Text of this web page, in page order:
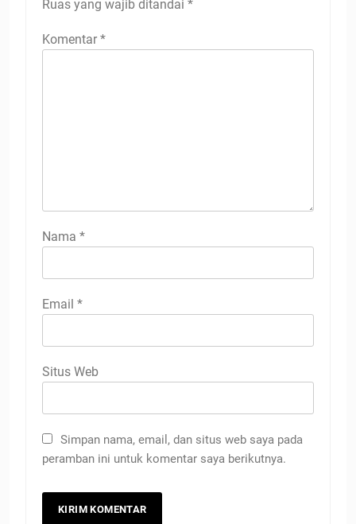
Ruas yang wajib ditandai *
Komentar *
Nama *
Email *
Situs Web
Simpan nama, email, dan situs web saya pada
peramban ini untuk komentar saya berikutnya.